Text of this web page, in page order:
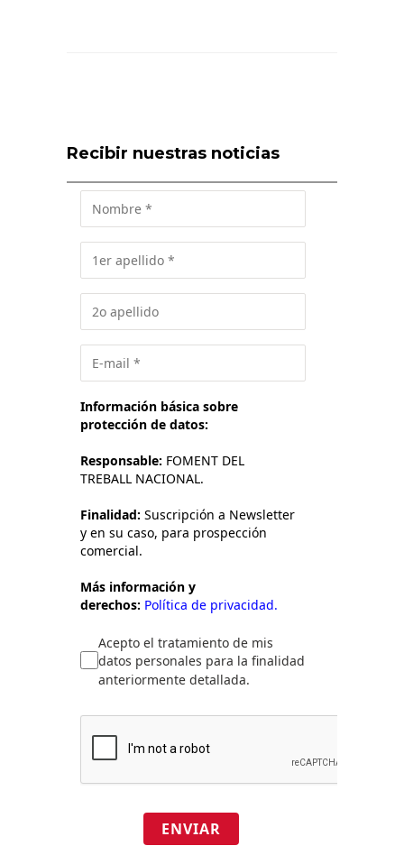
Recibir nuestras noticias
Información básica sobre
protección de datos:
Responsable: FOMENT DEL
TREBALL NACIONAL.
Finalidad: Suscripción a Newsletter
y en su caso, para prospección
comercial.
Más información y
derechos: Política de privacidad.
Acepto el tratamiento de mis
datos personales para la finalidad
anteriormente detallada.
ENVIAR